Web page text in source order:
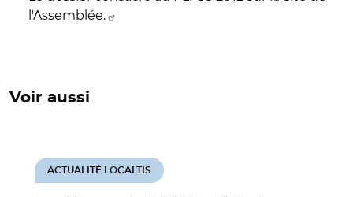
l'Assemblée.
Voir aussi
ACTUALITÉ LOCALTIS